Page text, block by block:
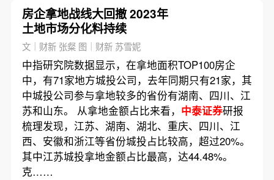
房企拿地战线大回撤 2023年
土地市场分化料持续
文｜财新 张粲 图｜财新 苏雪妮
中指研究院数据显示，在拿地面积TOP100房企
中，有71家地方城投公司，去年同期只有21家，其
中城投公司参与拿地较多的省份有湖南、四川、江
苏和山东。 从拿地金额占比来看， 中泰证券研报
梳理发现，江苏、湖南、湖北、重庆、四川、江
西、安徽和浙江等省份城投占比较高，超过20%。
其中江苏城投拿地金额占比最高，达44.48%。
克……